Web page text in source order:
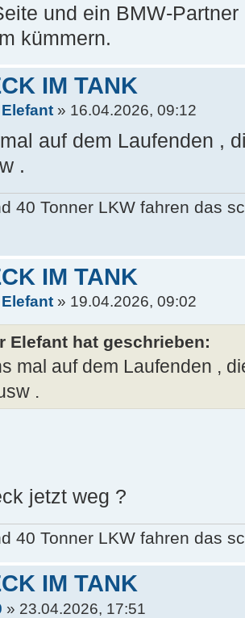
und ein BMW-
kümmern.
IM TANK
» 16.04.2026, 09:12
auf dem Laufenden ,
.
40 Tonner LKW fahren das
IM TANK
» 19.04.2026, 09:02
Elefant hat geschrieben:
mal auf dem Laufenden ,
.
jetzt weg ?
40 Tonner LKW fahren das
IM TANK
» 23.04.2026, 17:51